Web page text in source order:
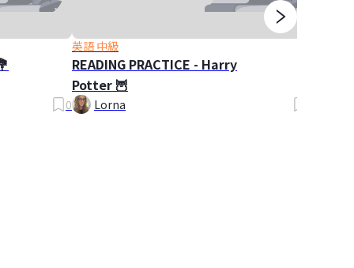
0
英語 中級
READING PRACTICE - Harry
Potter 🦉
Lorna